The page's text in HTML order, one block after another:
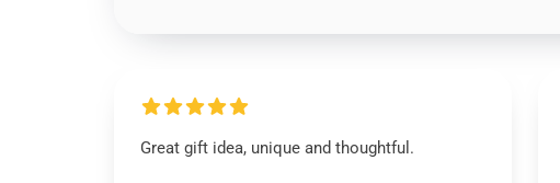
Great gift idea, unique and thoughtful.